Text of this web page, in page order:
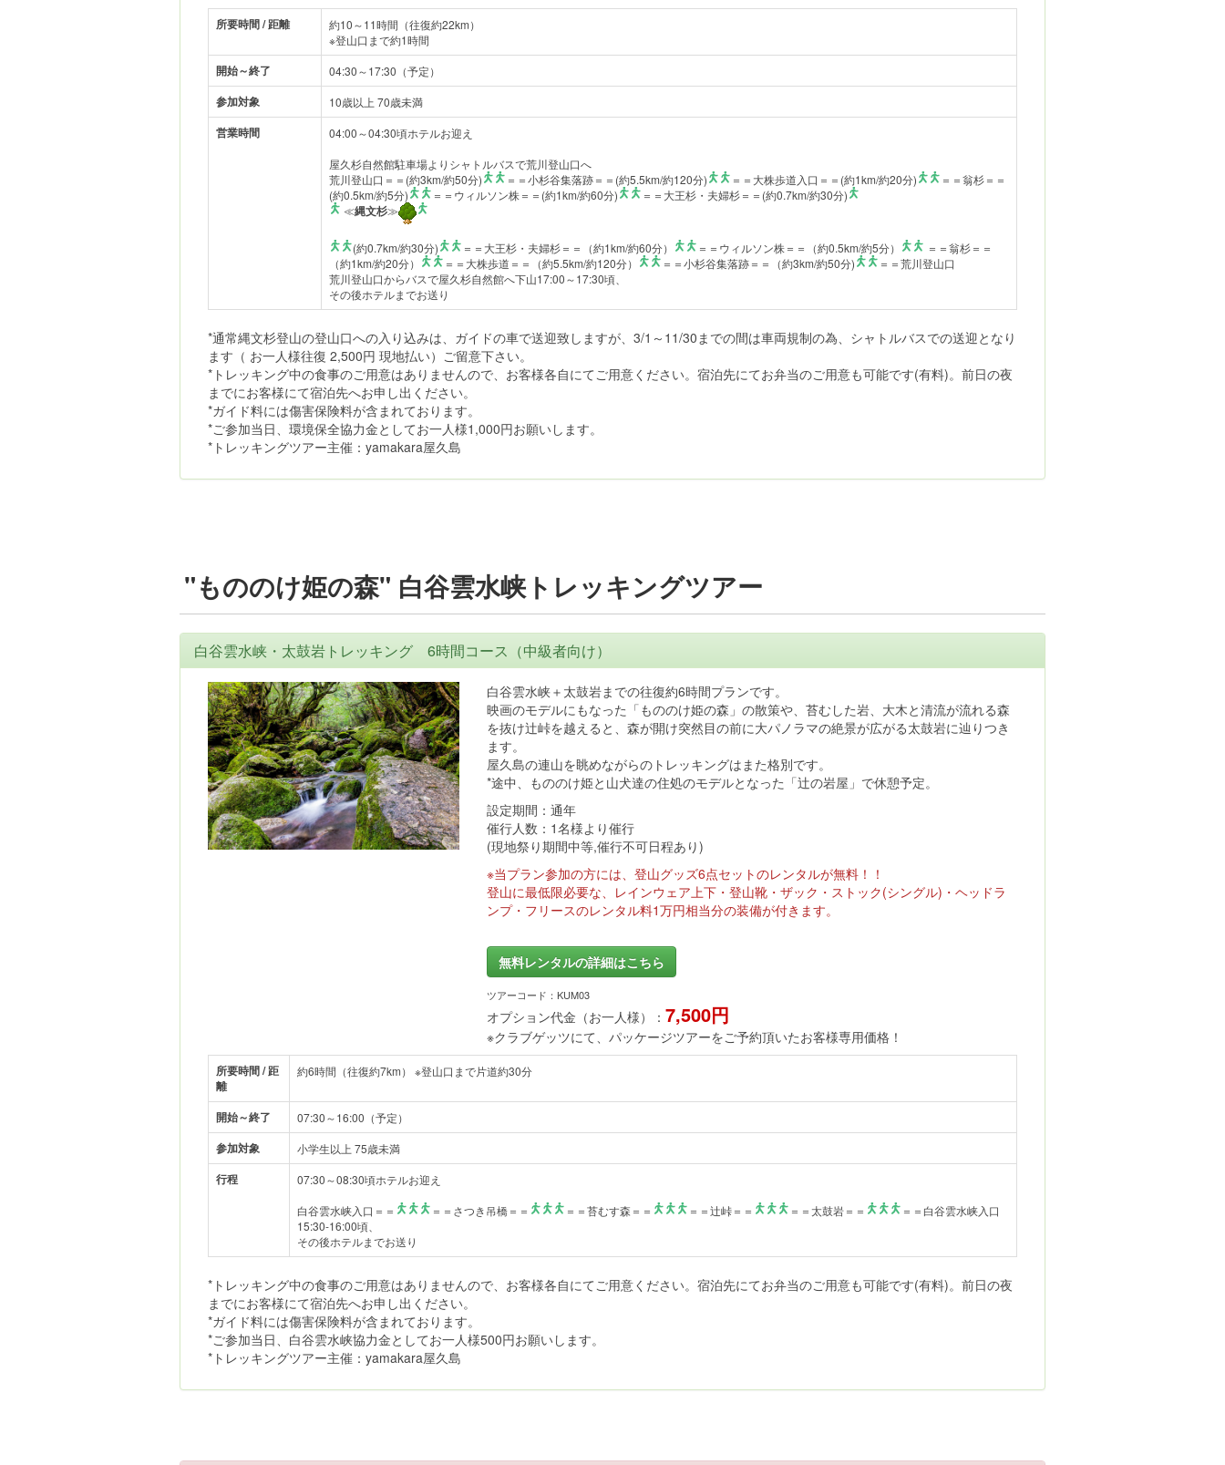
所要時間 / 距離
約10～11時間（往復約22km）
※登山口まで約1時間
開始～終了 04:30～17:30（予定）
参加対象 10歳以上 70歳未満
営業時間
04:00～04:30頃ホテルお迎え
屋久杉自然館駐車場よりシャトルバスで荒川登山口へ
荒川登山口＝＝(約3km/約50分)
＝＝小杉谷集落跡＝＝(約5.5km/約120分) ＝＝大株歩道入口＝＝(約1km/約20分)
＝＝翁杉＝＝
(約0.5km/約5分)
＝＝ウィルソン株＝＝(約1km/約60分)
＝＝大王杉・夫婦杉＝＝(約0.7km/約30分)
≪縄文杉≫
(約0.7km/約30分) ＝＝大王杉・夫婦杉＝＝（約1km/約60分） ＝＝ウィルソン株＝＝（約0.5km/約5分）
＝＝翁杉＝＝
（約1km/約20分）
＝＝大株歩道＝＝（約5.5km/約120分） ＝＝小杉谷集落跡＝＝（約3km/約50分)
＝＝荒川登山口
荒川登山口からバスで屋久杉自然館へ下山17:00～17:30頃、
その後ホテルまでお送り
*通常縄文杉登山の登山口への入り込みは、ガイドの車で送迎致しますが、3/1～11/30までの間は車両規制の為、シャトルバスでの送迎となり
ます（ お一人様往復 2,500円 現地払い）ご留意下さい。
*トレッキング中の食事のご用意はありませんので、お客様各自にてご用意ください。宿泊先にてお弁当のご用意も可能です(有料)。前日の夜
までにお客様にて宿泊先へお申し出ください。
*ガイド料には傷害保険料が含まれております。
*ご参加当日、環境保全協力金としてお一人様1,000円お願いします。
*トレッキングツアー主催：yamakara屋久島
"もののけ姫の森" 白谷雲水峡トレッキングツアー
白谷雲水峡・太鼓岩トレッキング 6時間コース（中級者向け）
白谷雲水峡＋太鼓岩までの往復約6時間プランです。
映画のモデルにもなった「もののけ姫の森」の散策や、苔むした岩、大木と清流が流れる森
を抜け辻峠を越えると、森が開け突然目の前に大パノラマの絶景が広がる太鼓岩に辿りつき
ます。
屋久島の連山を眺めながらのトレッキングはまた格別です。
*途中、もののけ姫と山犬達の住処のモデルとなった「辻の岩屋」で休憩予定。
設定期間：通年
催行人数：1名様より催行
(現地祭り期間中等,催行不可日程あり)
※当プラン参加の方には、登山グッズ6点セットのレンタルが無料！！
登山に最低限必要な、レインウェア上下・登山靴・ザック・ストック(シングル)・ヘッドラ
ンプ・フリースのレンタル料1万円相当分の装備が付きます。
無料レンタルの詳細はこちら
ツアーコード：KUM03
オプション代金（お一人様）： 7,500円
※クラブゲッツにて、パッケージツアーをご予約頂いたお客様専用価格！
所要時間 / 距
離
約6時間（往復約7km） ※登山口まで片道約30分
開始～終了 07:30～16:00（予定）
参加対象 小学生以上 75歳未満
行程
07:30～08:30頃ホテルお迎え
白谷雲水峡入口＝＝
＝＝さつき吊橋＝＝ ＝＝苔むす森＝＝ ＝＝辻峠＝＝ ＝＝太鼓岩＝＝
＝＝白谷雲水峡入口
15:30-16:00頃、
その後ホテルまでお送り
*トレッキング中の食事のご用意はありませんので、お客様各自にてご用意ください。宿泊先にてお弁当のご用意も可能です(有料)。前日の夜
までにお客様にて宿泊先へお申し出ください。
*ガイド料には傷害保険料が含まれております。
*ご参加当日、白谷雲水峡協力金としてお一人様500円お願いします。
*トレッキングツアー主催：yamakara屋久島